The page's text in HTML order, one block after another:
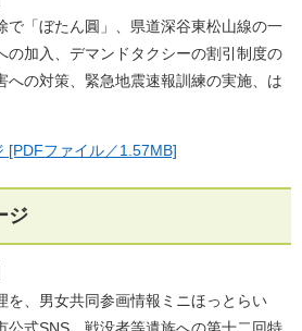
で「ぼたん圓」、県道深谷東松山線の一
の加入、デマンドタクシーの割引制度の
への対策、緊急地震速報訓練の実施、は
[PDFファイル／1.57MB]
ジ
を、男女共同参画情報ミニほっとらい